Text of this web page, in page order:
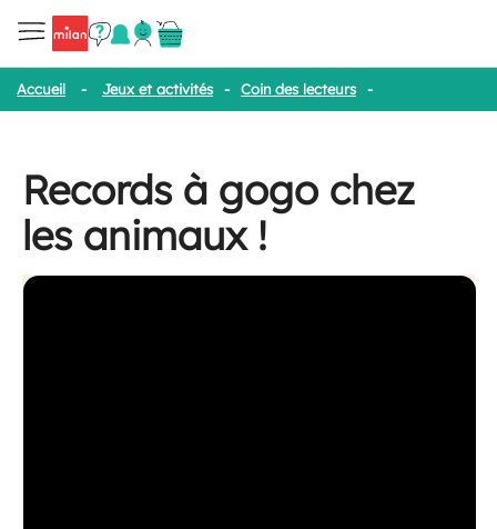
Accueil - Jeux et activités - Coin des lecteurs -
Records à gogo chez
les animaux !